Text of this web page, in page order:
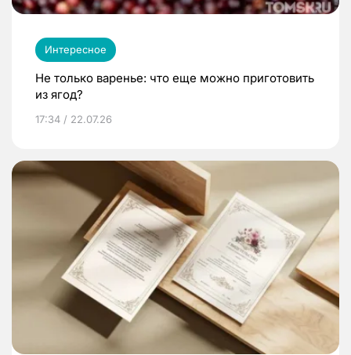
Интересное
Не только варенье: что еще можно приготовить
из ягод?
17:34 / 22.07.26